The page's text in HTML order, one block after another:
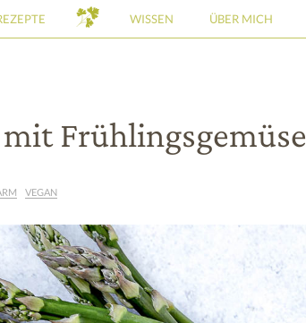
WISSEN ÜBER MICH
Frühlingsgemüse
VEGAN